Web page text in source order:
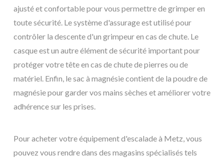
ajusté et confortable pour vous permettre de grimper en
toute sécurité. Le système d'assurage est utilisé pour
contrôler la descente d'un grimpeur en cas de chute. Le
casque est un autre élément de sécurité important pour
protéger votre tête en cas de chute de pierres ou de
matériel. Enfin, le sac à magnésie contient de la poudre de
magnésie pour garder vos mains sèches et améliorer votre
adhérence sur les prises.
Pour acheter votre équipement d'escalade à Metz, vous
pouvez vous rendre dans des magasins spécialisés tels